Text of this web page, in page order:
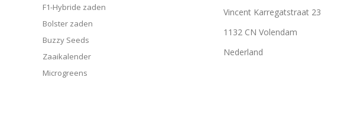
F1-Hybride zaden
Bolster zaden
Buzzy Seeds
Zaaikalender
Microgreens
Vincent Karregatstraat 23
1132 CN Volendam
Nederland